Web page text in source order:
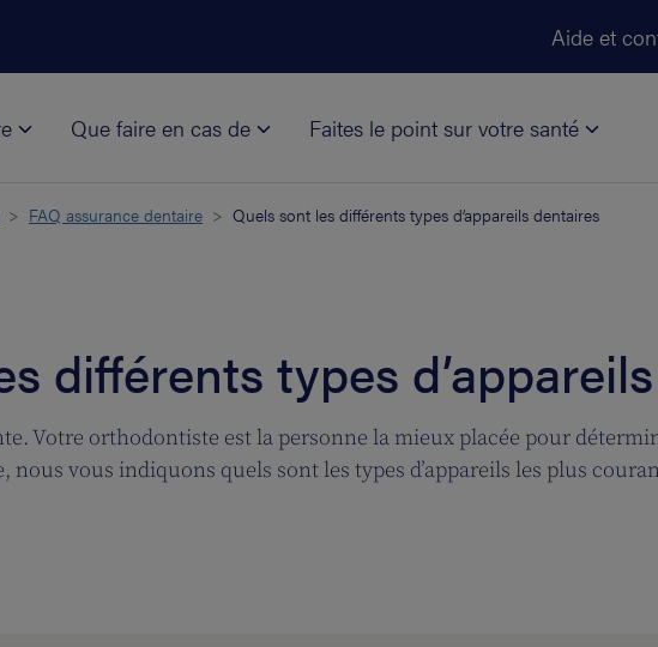
Aide et
Que faire en cas de Faites le point sur votre santé
FAQ assurance dentaire Quels sont les différents types d’appareils dentaires
différents types
Votre orthodontiste est la personne la mieux placée pour
nous vous indiquons quels sont les types d’appareils les plus